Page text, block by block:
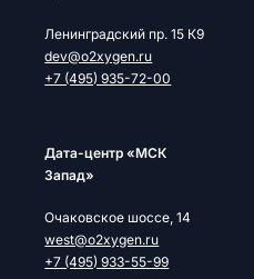
Ленинградский пр. 15 К9
dev@o2xygen.ru
+7 (495) 935-72-00
Дата-центр «МСК
Запад»
Очаковское шоссе, 14
west@o2xygen.ru
+7 (495) 933-55-99